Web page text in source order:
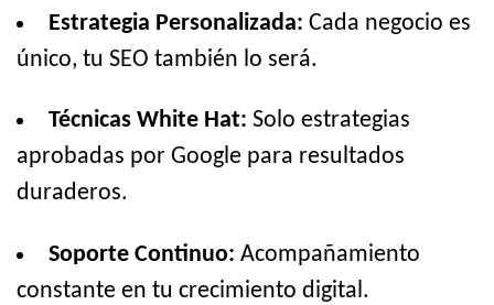
Estrategia Personalizada: Cada negocio es
único, tu SEO también lo será.
Técnicas White Hat: Solo estrategias
aprobadas por Google para resultados
duraderos.
Soporte Continuo: Acompañamiento
constante en tu crecimiento digital.